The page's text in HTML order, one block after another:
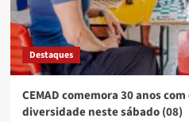
Destaques
CEMAD comemora 30 anos
diversidade neste sábado (08)